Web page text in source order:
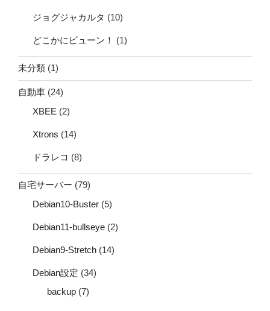
ジョグジャカルタ (10)
どこかにビューン！ (1)
未分類 (1)
自動車 (24)
XBEE (2)
Xtrons (14)
ドラレコ (8)
自宅サーバー (79)
Debian10-Buster (5)
Debian11-bullseye (2)
Debian9-Stretch (14)
Debian設定 (34)
backup (7)